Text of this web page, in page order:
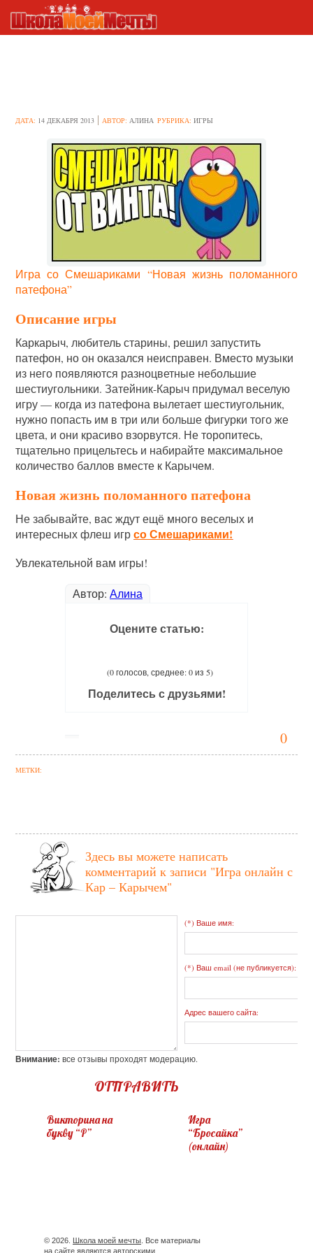
ДАТА: 14 ДЕКАБРЯ 2013 АВТОР:АЛИНА РУБРИКА:ИГРЫ
0
Игра со Смешариками “Новая жизнь поломанного
патефона”
Описание игры
Каркарыч, любитель старины, решил запустить
патефон, но он оказался неисправен. Вместо музыки
из него появляются разноцветные небольшие
шестиугольники. Затейник-Карыч придумал веселую
игру — когда из патефона вылетает шестиугольник,
нужно попасть им в три или больше фигурки того же
цвета, и они красиво взорвутся. Не торопитесь,
тщательно прицельтесь и набирайте максимальное
количество баллов вместе к Карычем.
Новая жизнь поломанного патефона
Не забывайте, вас ждут ещё много веселых и
интересных флеш игрсо Смешариками!
Увлекательной вам игры!
Автор: Алина
Оцените статью:
(0 голосов, среднее: 0 из 5)
Поделитесь с друзьями!
МЕТКИ:
Здесь вы можете написать
комментарий к записи "Игра онлайн с
Кар – Карычем"
(*) Ваше имя:
(*) Ваш email (не публикуется):
Адрес вашего сайта:
Внимание: все отзывы проходят модерацию.
ОТПРАВИТЬ
Викторина на
букву “Р”
Игра
“Бросайка”
(онлайн)
© 2026. Школа моей мечты . Все материалы
на сайте являются авторскими.